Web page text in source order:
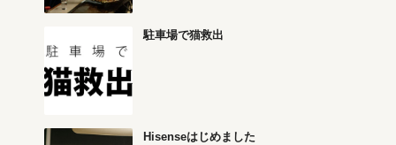
駐車場で猫救出
Hisenseはじめました